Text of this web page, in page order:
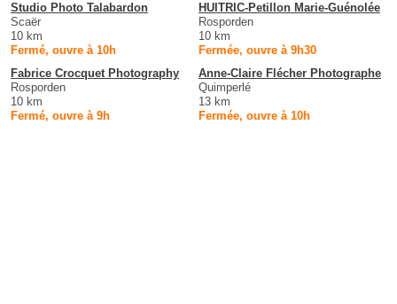
Studio Photo Talabardon
Scaër
10 km
Fermé, ouvre à 10h
HUITRIC-Petillon Marie-Guénolée
Rosporden
10 km
Fermée, ouvre à 9h30
Fabrice Crocquet Photography
Rosporden
10 km
Fermé, ouvre à 9h
Anne-Claire Flécher Photographe
Quimperlé
13 km
Fermée, ouvre à 10h